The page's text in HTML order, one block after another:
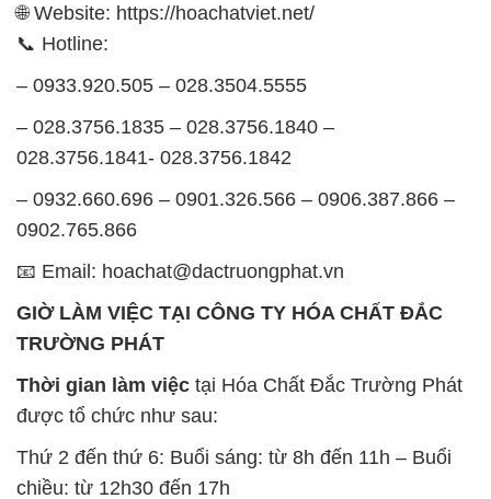
🌐 Website: https://hoachatviet.net/
📞 Hotline:
– 0933.920.505 – 028.3504.5555
– 028.3756.1835 – 028.3756.1840 –
028.3756.1841- 028.3756.1842
– 0932.660.696 – 0901.326.566 – 0906.387.866 –
0902.765.866
📧 Email: hoachat@dactruongphat.vn
GIỜ LÀM VIỆC TẠI CÔNG TY HÓA CHẤT ĐẮC
TRƯỜNG PHÁT
Thời gian làm việc tại Hóa Chất Đắc Trường Phát
được tổ chức như sau:
Thứ 2 đến thứ 6: Buổi sáng: từ 8h đến 11h – Buổi
chiều: từ 12h30 đến 17h